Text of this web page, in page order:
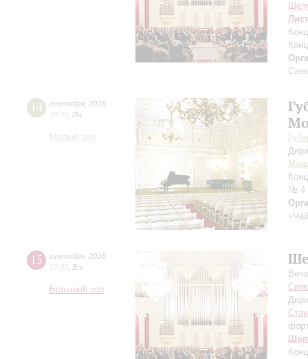
Лист
14 сентября 2026
19:00 Пн
Малый зал
№ 4
15 сентября 2026
19:00 Вт
Большой зал